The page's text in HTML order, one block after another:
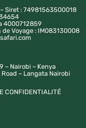
Siret : 74981563500018
4000712859
Voyage : IM083130008
– Nairobi – Kenya
– Langata Nairobi
CONFIDENTIALITÉ